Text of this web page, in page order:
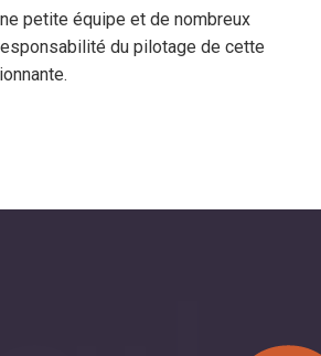
petite équipe et de nombreux
du pilotage de cette